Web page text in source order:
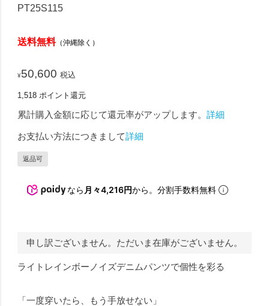
PT25S115
送料無料（沖縄除く）
¥50,600 税込
1,518 ポイント還元
累計購入金額に応じて還元率がアップします。詳細
お支払い方法につきまして詳細
返品可
なら 月々4,216円から。分割手数料無料
申し訳ございません。ただいま在庫がございません。
ライトレインボーノイズデニムパンツで個性を彩る
「一度穿いたら、もう手放せない」